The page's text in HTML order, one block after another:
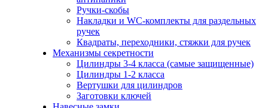
Ручки-скобы
Накладки и WC-комплекты для раздельных
ручек
Квадраты, переходники, стяжки для ручек
Механизмы секретности
Цилиндры 3-4 класса (самые защищенные)
Цилиндры 1-2 класса
Вертушки для цилиндров
Заготовки ключей